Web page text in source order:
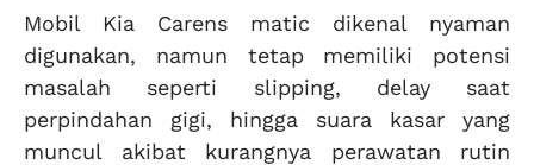
Mobil Kia Carens matic dikenal nyaman
digunakan, namun tetap memiliki potensi
masalah seperti slipping, delay saat
perpindahan gigi, hingga suara kasar yang
muncul akibat kurangnya perawatan rutin